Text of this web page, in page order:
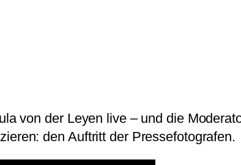
von der Leyen live – und die
den Auftritt der Pressefotografen.